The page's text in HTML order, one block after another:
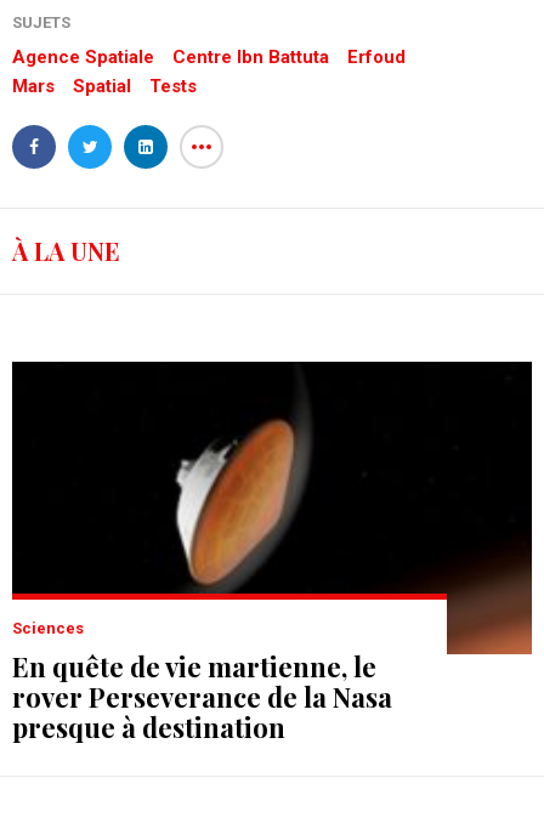
SUJETS
Agence Spatiale Centre Ibn Battuta
Erfoud
Mars
Spatial Tests
À LA UNE
Sciences
En quête de vie martienne, le
rover Perseverance de la Nasa
presque à destination